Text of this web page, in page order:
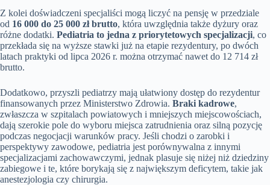
Z kolei doświadczeni specjaliści mogą liczyć na pensję w przedziale
od 16 000 do 25 000 zł brutto, która uwzględnia także dyżury oraz
różne dodatki. Pediatria to jedna z priorytetowych specjalizacji, co
przekłada się na wyższe stawki już na etapie rezydentury, po dwóch
latach praktyki od lipca 2026 r. można otrzymać nawet do 12 714 zł
brutto.
Dodatkowo, przyszli pediatrzy mają ułatwiony dostęp do rezydentur
finansowanych przez Ministerstwo Zdrowia. Braki kadrowe,
zwłaszcza w szpitalach powiatowych i mniejszych miejscowościach,
dają szerokie pole do wyboru miejsca zatrudnienia oraz silną pozycję
podczas negocjacji warunków pracy. Jeśli chodzi o zarobki i
perspektywy zawodowe, pediatria jest porównywalna z innymi
specjalizacjami zachowawczymi, jednak plasuje się niżej niż dziedziny
zabiegowe i te, które borykają się z największym deficytem, takie jak
anestezjologia czy chirurgia.